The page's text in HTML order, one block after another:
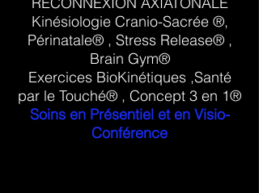
Kinésiologie Cranio-Sacrée ®,
Périnatale® , Stress Release® ,
Brain Gym®
Exercices BioKinétiques ,Santé
par le Touché® , Concept 3 en 1®
Soins en Présentiel et en Visio-
Conférence